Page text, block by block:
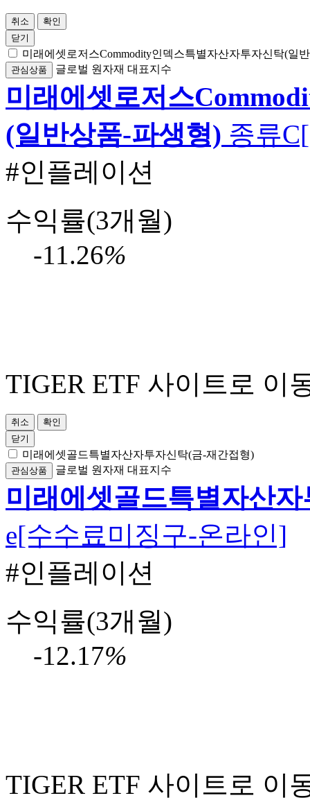
취소
확인
닫기
미래에셋로저스Commodity인덱스특별자산자투자신탁(일
관심상품 글로벌 원자재 대표지수
미래에셋로저스
(일반상품-파생형) 종류
#인플레이션
수익률(3개월)
-11.26%
TIGER ETF 사이트로 이
취소
확인
닫기
미래에셋골드특별자산자투자신탁(금-재간접형)
관심상품 글로벌 원자재 대표지수
미래에셋골드특별자산
e[수수료미징구-온라인]
#인플레이션
수익률(3개월)
-12.17%
TIGER ETF 사이트로 이